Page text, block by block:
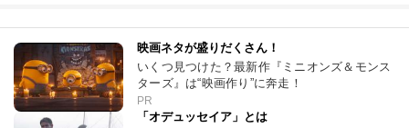
映画ネタが盛りだくさん！
いくつ見つけた？最新作『ミニオンズ＆モンス
ターズ』は“映画作り”に奔走！
PR
「オデュッセイア」とは